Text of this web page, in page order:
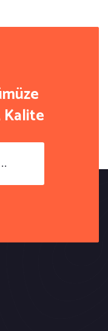
Kalite